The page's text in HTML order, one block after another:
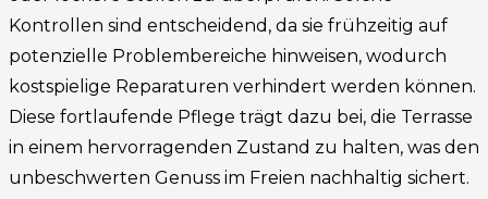
Kontrollen sind entscheidend, da sie frühzeitig auf
potenzielle Problembereiche hinweisen, wodurch
kostspielige Reparaturen verhindert werden können.
Diese fortlaufende Pflege trägt dazu bei, die Terrasse
in einem hervorragenden Zustand zu halten, was den
unbeschwerten Genuss im Freien nachhaltig sichert.